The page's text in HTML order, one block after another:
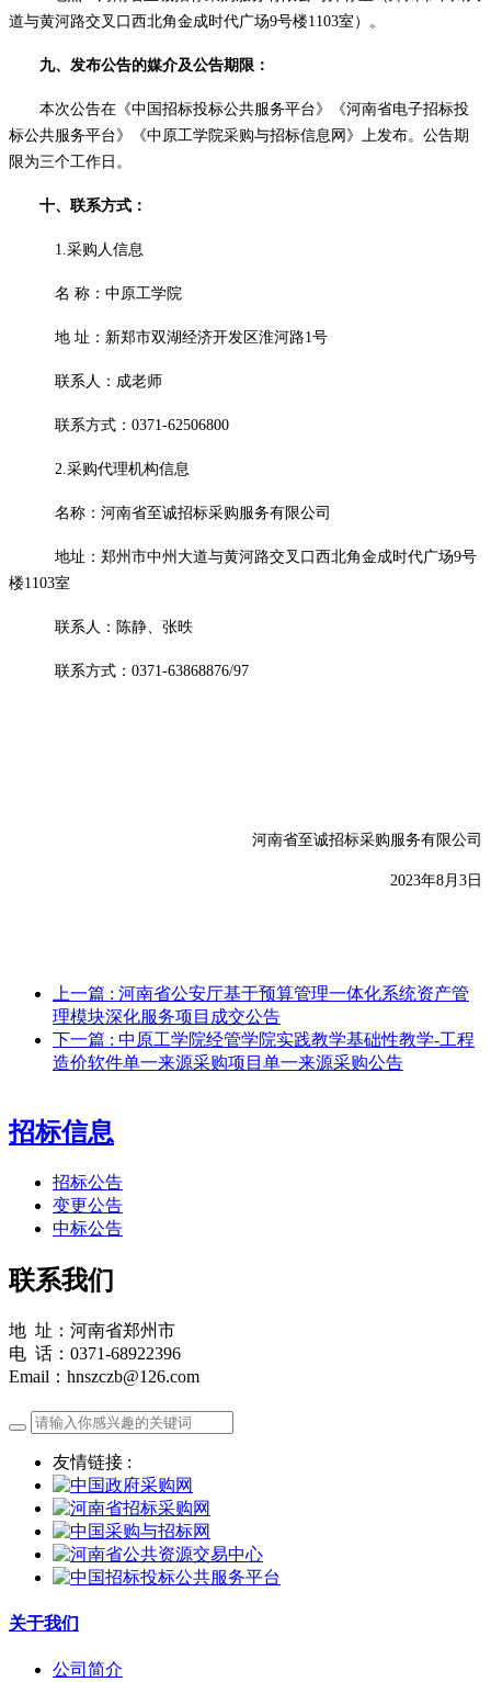
道与黄河路交叉口西北角金成时代广场9号楼1103室）。
九、发布公告的媒介及公告期限：
本次公告在 《中国招标投标公共服务平台》《河南省电子招标投
标公共服务平台》
《中原工学院采购与招标信息网》 上发布。 公告期
限为三个工作日。
十、联系方式：
1.采购人信息
名 称：中原工学院
地 址：新郑市双湖经济开发区淮河路1号
联系人：成老师
联系方式： 0371-62506800
2.采购代理机构信息
名称：河南省至诚招标采购服务有限公司
地址：郑州市中州大道与黄河路交叉口西北角金成时代广场9号
楼1103室
联系人：陈静、张昳
联系方式： 0371-63868876/97
河南省至诚招标采购服务有限公司
2023年8月 3 日
上一篇 : 河南省公安厅基于预算管理一体化系统资产管
理模块深化服务项目成交公告
下一篇 : 中原工学院经管学院实践教学基础性教学-工程
造价软件单一来源采购项目单一来源采购公告
招标信息
招标公告
变更公告
中标公告
联系我们
地 址：河南省郑州市
电 话：0371-68922396
Email：hnszczb@126.com
友情链接 :
关于我们
公司简介